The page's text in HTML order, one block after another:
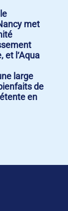
met
et l‘Aqua
large
de
en